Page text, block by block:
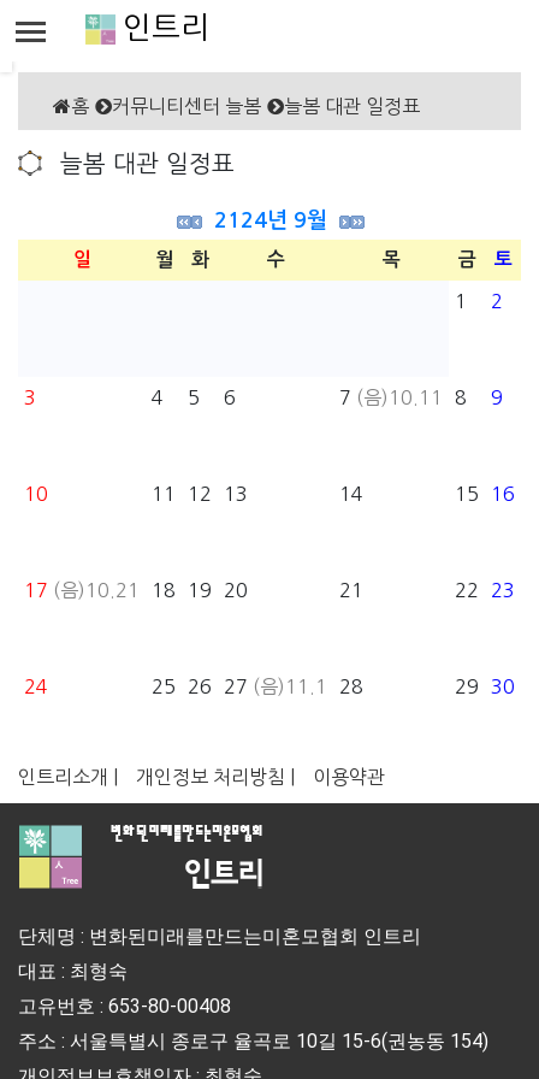
인트리
홈 커뮤니티센터 늘봄 늘봄 대관 일정표
늘봄 대관 일정표
2124년 9월
일 월 화 수 목 금 토
1 2
3 4 5 6 7 (음)10.11 8 9
10 11 12 13 14 15 16
17 (음)10.21 18 19 20 21 22 23
24 25 26 27 (음)11.1 28 29 30
인트리소개 | 개인정보 처리방침 | 이용약관
단체명 : 변화된미래를만드는미혼모협회 인트리
대표 : 최형숙
고유번호 : 653-80-00408
주소 : 서울특별시 종로구 율곡로 10길 15-6(권농동 154)